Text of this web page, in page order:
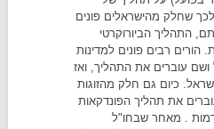
שחלק מהישראלים פונים
התהליך הביורוקרטי
הורים רבים פונים למדינות
ושם עוברים את התהליך, ואז
כיום גם חלק מהזוגות
את תהליך הפונדקאות
. מאחר שבחו"ל